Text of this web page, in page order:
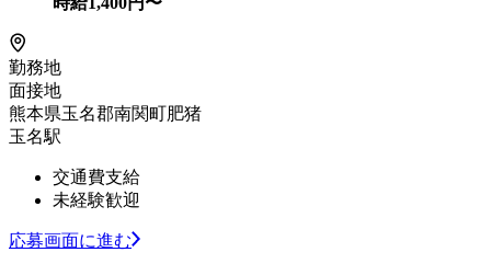
勤務地
面接地
熊本県玉名郡南関町肥猪
玉名駅
交通費支給
未経験歓迎
応募画面に進む